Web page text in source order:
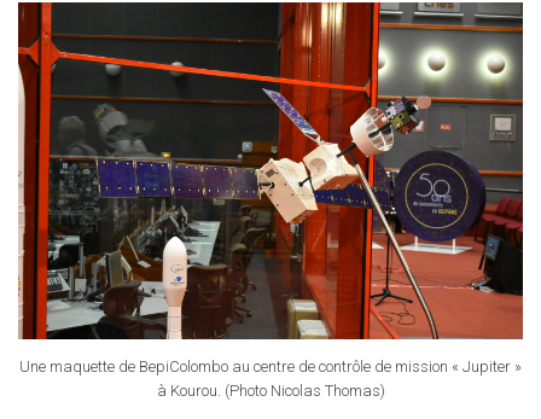
Une maquette de BepiColombo au centre de contrôle de mission « Jupiter »
à Kourou. (Photo Nicolas Thomas)